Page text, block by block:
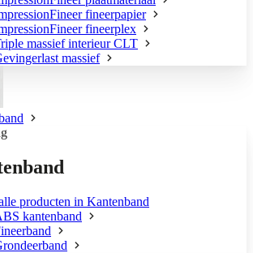
fineerpapier
fineerplex
massief interieur CLT
massief
producten in Kantenband
kantenband